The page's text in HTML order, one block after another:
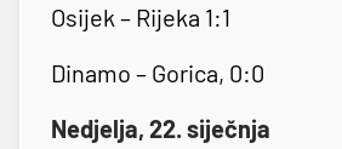
Osijek – Rijeka 1:1
Dinamo – Gorica, 0:0
Nedjelja, 22. siječnja